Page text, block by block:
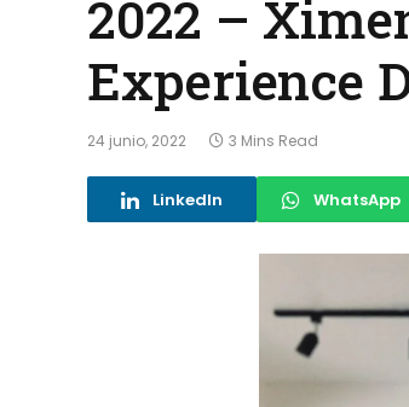
2022 –
Experience
24 junio, 2022 3 Mins Read
LinkedIn WhatsApp